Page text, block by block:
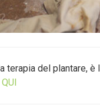
terapia del plantare,
QUI